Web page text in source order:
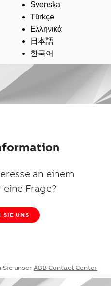
Svenska
Türkçe
Ελληνικά
日本語
한국어
an einem
Frage?
SIE UNS
unser ABB Contact Center